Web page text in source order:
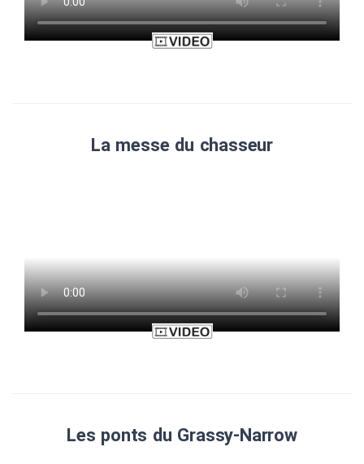
La messe du chasseur
Les ponts du Grassy-Narrow